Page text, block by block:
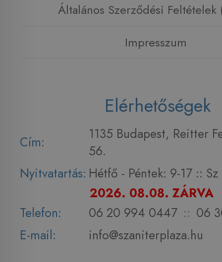
Általános Szerződési Feltételek
Impresszum
Elérhetőségek
Cím:
1135 Budapest, Reitter
56.
Nyitvatartás: Hétfő - Péntek: 9-17 :: Sz
2026. 08.08. ZÁRVA
Telefon:
06 20 994 0447 :: 06
E-mail:
info@szaniterplaza.hu